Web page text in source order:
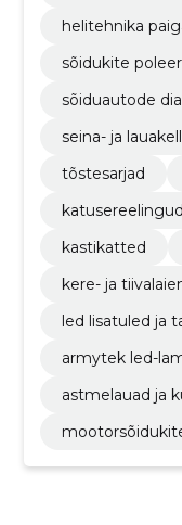
helitehnika
sõidukite
sõiduautode
seina- ja
tõstesarjad
kastikatted
kere- ja
led lisatuled ja
armytek led-
astmelauad ja